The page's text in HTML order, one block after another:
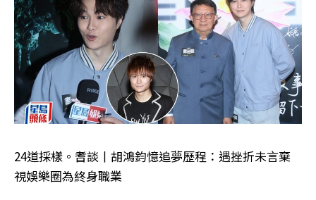
24道採樣。耆談丨胡鴻鈞憶追夢歷程：遇挫折未言棄
視娛樂圈為終身職業